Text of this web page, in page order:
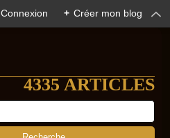
Connexion + Créer mon blog
4335 ARTICLES